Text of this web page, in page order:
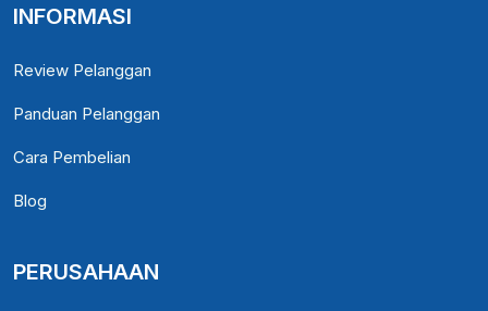
INFORMASI
Review Pelanggan
Panduan Pelanggan
Cara Pembelian
Blog
PERUSAHAAN